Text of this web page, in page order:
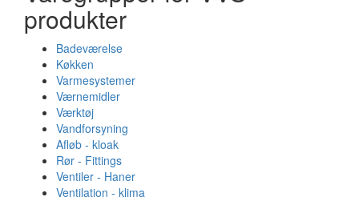
produkter
Badeværelse
Køkken
Varmesystemer
Værnemidler
Værktøj
Vandforsyning
Afløb - kloak
Rør - Fittings
Ventiler - Haner
Ventilation - klima